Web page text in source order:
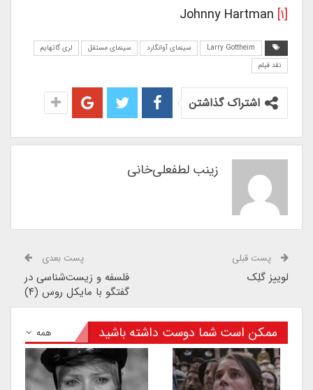
Johnny Hartman
Larry Gottheim سینمای آوانگارد سینمای مستقل
لری گاتهایم
نقد فیلم
اشتراک گذاشتن
زینب لطفعلی‌خانی
پست قبلی
لوییز گلِک
پست بعدی
فلسفه و زیست‌شناسی در
گفتگو با مایکل روس (۴)
همه ممکن است شما دوست داشته باشید